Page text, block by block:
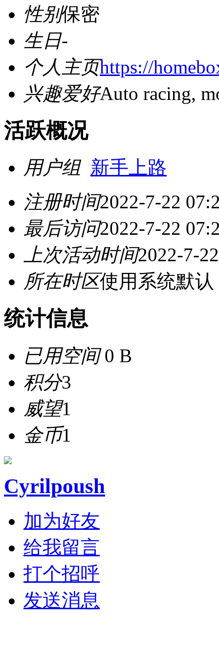
性别保密
生日-
个人主页https://
兴趣爱好Auto racing,
活跃概况
用户组 新手上路
注册时间2022-7-22
最后访问2022-7-22
上次活动时间2022-7-
所在时区使用系统默认
统计信息
已用空间0 B
积分3
威望1
金币1
Cyrilpoush
加为好友
给我留言
打个招呼
发送消息